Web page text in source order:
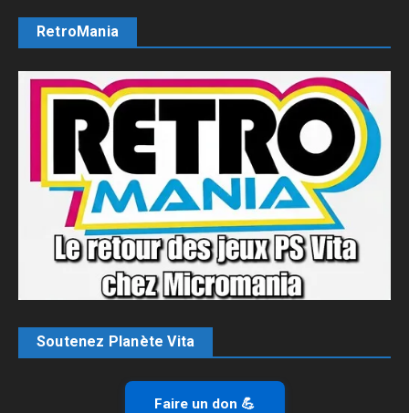
RetroMania
Soutenez Planète Vita
Faire un don 💪